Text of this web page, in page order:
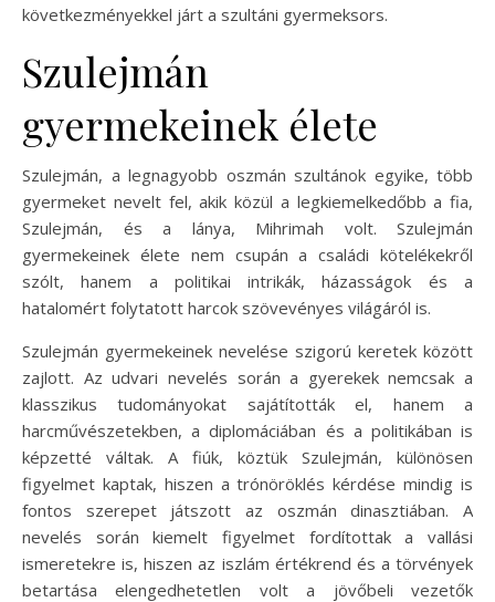
következményekkel járt a szultáni gyermeksors.
Szulejmán
gyermekeinek élete
Szulejmán, a legnagyobb oszmán szultánok egyike, több
gyermeket nevelt fel, akik közül a legkiemelkedőbb a fia,
Szulejmán, és a lánya, Mihrimah volt. Szulejmán
gyermekeinek élete nem csupán a családi kötelékekről
szólt, hanem a politikai intrikák, házasságok és a
hatalomért folytatott harcok szövevényes világáról is.
Szulejmán gyermekeinek nevelése szigorú keretek között
zajlott. Az udvari nevelés során a gyerekek nemcsak a
klasszikus tudományokat sajátították el, hanem a
harcművészetekben, a diplomáciában és a politikában is
képzetté váltak. A fiúk, köztük Szulejmán, különösen
figyelmet kaptak, hiszen a trónöröklés kérdése mindig is
fontos szerepet játszott az oszmán dinasztiában. A
nevelés során kiemelt figyelmet fordítottak a vallási
ismeretekre is, hiszen az iszlám értékrend és a törvények
betartása elengedhetetlen volt a jövőbeli vezetők